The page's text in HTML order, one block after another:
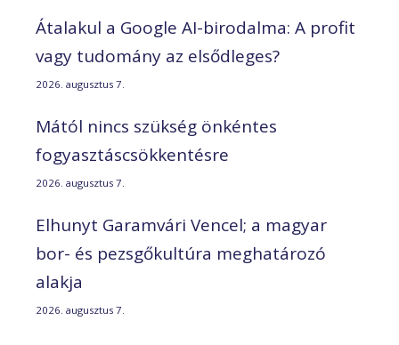
Átalakul a Google AI-birodalma: A profit
vagy tudomány az elsődleges?
2026. augusztus 7.
Mától nincs szükség önkéntes
fogyasztáscsökkentésre
2026. augusztus 7.
Elhunyt Garamvári Vencel; a magyar
bor- és pezsgőkultúra meghatározó
alakja
2026. augusztus 7.